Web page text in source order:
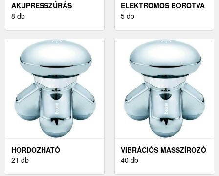
AKUPRESSZÚRÁS
MASSZÍROZÓ ESZKÖZÖK
8 db
ELEKTROMOS BOROTVA
KIEGÉSZÍTŐK
5 db
HORDOZHATÓ
MASSZÍROZÓ
21 db
VIBRÁCIÓS MASSZÍROZÓ
40 db